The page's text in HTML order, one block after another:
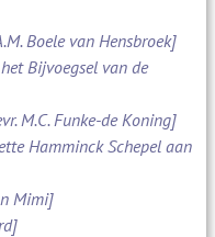
Boele van Hensbroek]
Bijvoegsel van de
M.C. Funke-de Koning]
Hamminck Schepel aan
Mimi]